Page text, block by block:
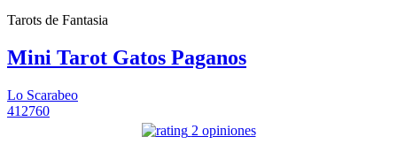
Tarots de Fantasia
Mini Tarot Gatos Paganos
Lo Scarabeo
412760
2 opiniones